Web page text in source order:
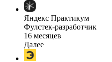
Яндекс Практикум
Фулстек-разработчик
16 месяцев
Далее